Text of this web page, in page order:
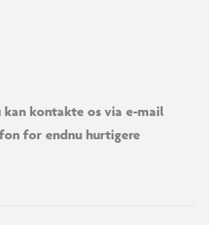
kontakte os via e-mail
for endnu hurtigere